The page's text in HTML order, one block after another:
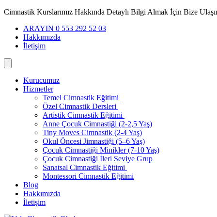
İçeriğe
Cimnastik Kurslarımız Hakkında Detaylı Bilgi Almak İçin Bize
ARAYIN 0 553 292 52 03
Hakkımızda
İletişim
Kurucumuz
Hizmetler
Temel Cimnastik Eğitimi
Özel Cimnastik Dersleri
Artistik Cimnastik Eğitimi
Anne Çocuk Cimnastiği (2-2,5 Yaş)
Tiny Moves Cimnastik (2-4 Yaş)
Okul Öncesi Jimnastiği (5–6 Yaş)
Çocuk Cimnastiği Minikler (7-10 Yaş)
Çocuk Cimnastiği İleri Seviye Grup
Sanatsal Cimnastik Eğitimi
Montessori Cimnastik Eğitimi
Blog
Hakkımızda
İletişim